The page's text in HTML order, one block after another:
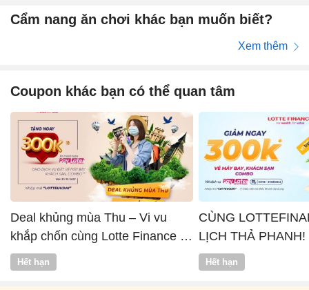
Cẩm nang ăn chơi khác bạn muốn biết?
Xem thêm
Coupon khác bạn có thể quan tâm
Deal khủng mùa Thu – Vi vu
khắp chốn cùng Lotte Finance x
Vntrip
Hết hạn
CÙNG
LỊCH THẢ PHANH!
Hết hạn